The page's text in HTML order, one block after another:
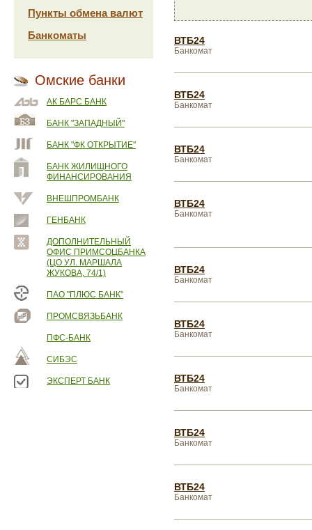
Пункты обмена валют
Банкоматы
Омские банки
АК БАРС БАНК
БАНК "ЗАПАДНЫЙ"
БАНК "ФК ОТКРЫТИЕ"
БАНК ЖИЛИЩНОГО
ФИНАНСИРОВАНИЯ
ВНЕШПРОМБАНК
ГЕНБАНК
ДОПОЛНИТЕЛЬНЫЙ
ОФИС ПРИМСОЦБАНКА
(ЦО УЛ. МАРШАЛА
ЖУКОВА, 74/1)
ПАО "ПЛЮС БАНК"
ПРОМСВЯЗЬБАНК
ПФС-БАНК
СИБЭС
ЭКСПЕРТ БАНК
ВТБ24
Банкомат
ВТБ24
Банкомат
ВТБ24
Банкомат
ВТБ24
Банкомат
ВТБ24
Банкомат
ВТБ24
Банкомат
ВТБ24
Банкомат
ВТБ24
Банкомат
ВТБ24
Банкомат